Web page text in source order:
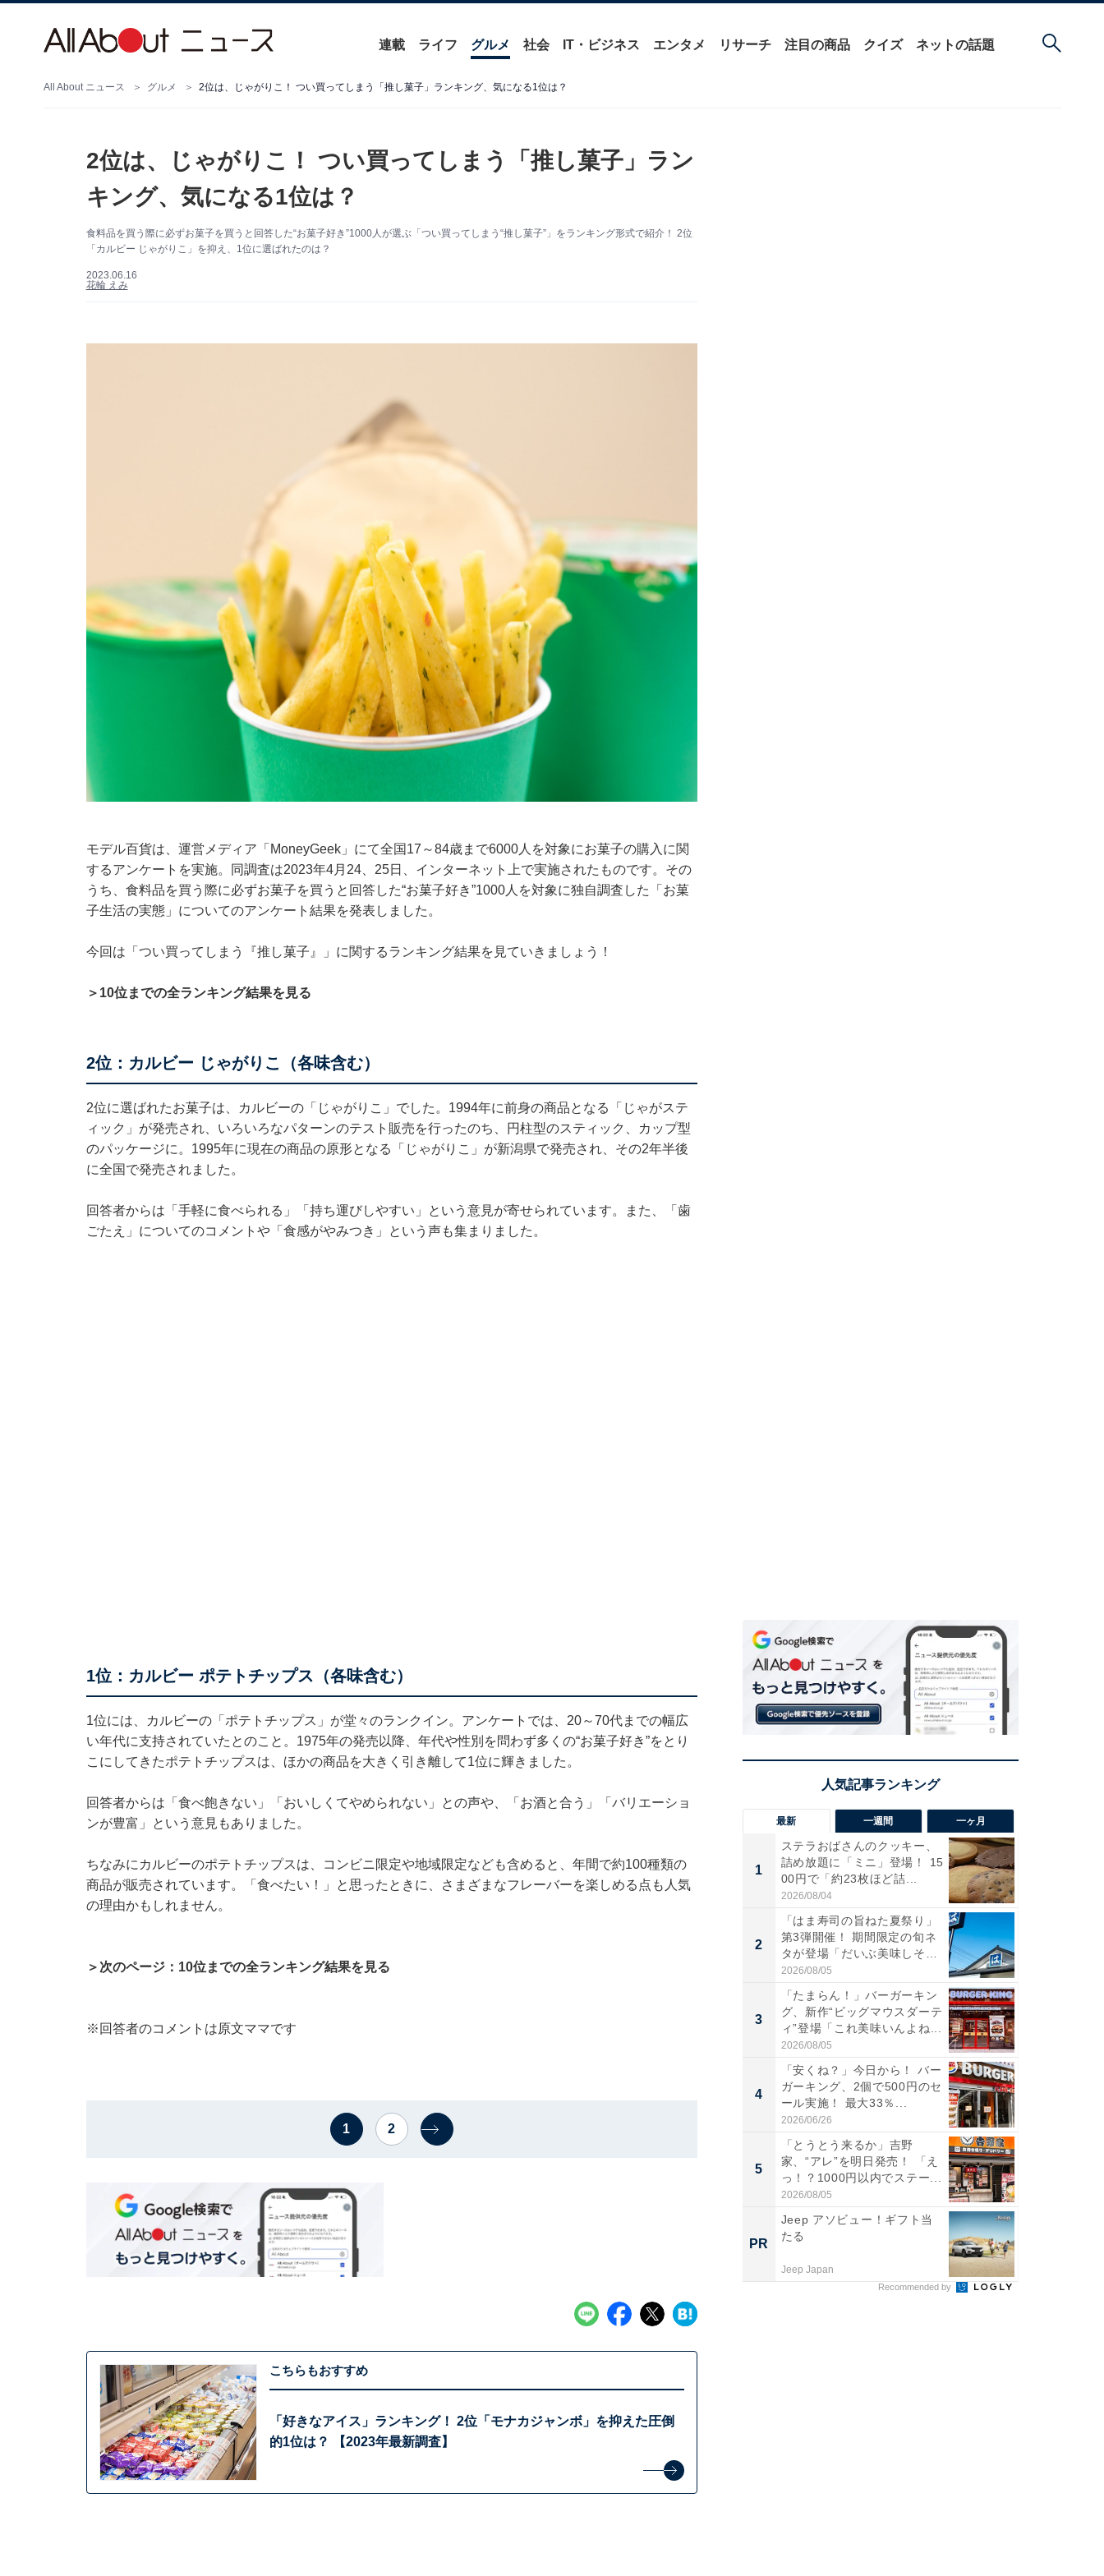
連載 ライフ グルメ 社会 IT・ビジネス エンタメ リサーチ 注目の商品 クイズ ネットの話題
All About ニュース グルメ 2位は、じゃがりこ！ つい買ってしまう「推し菓子」ランキング、気になる1位は？
2位は、じゃがりこ！ つい買ってしまう「推し菓子」ラン
キング、気になる1位は？
食料品を買う際に必ずお菓子を買うと回答した“お菓子好き”1000人が選ぶ「つい買ってしまう“推し菓子”」をランキング形式で紹介！ 2位
「カルビー じゃがりこ」を抑え、1位に選ばれたのは？
2023.06.16
花輪 えみ
モデル百貨は、運営メディア「MoneyGeek」にて全国17～84歳まで6000人を対象にお菓子の購入に関
するアンケートを実施。同調査は2023年4月24、25日、インターネット上で実施されたものです。その
うち、食料品を買う際に必ずお菓子を買うと回答した“お菓子好き”1000人を対象に独自調査した「お菓
子生活の実態」についてのアンケート結果を発表しました。
今回は「つい買ってしまう『推し菓子』」に関するランキング結果を見ていきましょう！
＞10位までの全ランキング結果を見る
2位：カルビー じゃがりこ（各味含む）
2位に選ばれたお菓子は、カルビーの「じゃがりこ」でした。1994年に前身の商品となる「じゃがステ
ィック」が発売され、いろいろなパターンのテスト販売を行ったのち、円柱型のスティック、カップ型
のパッケージに。1995年に現在の商品の原形となる「じゃがりこ」が新潟県で発売され、その2年半後
に全国で発売されました。
回答者からは「手軽に食べられる」「持ち運びしやすい」という意見が寄せられています。また、「歯
ごたえ」についてのコメントや「食感がやみつき」という声も集まりました。
1位：カルビー ポテトチップス（各味含む）
1位には、カルビーの「ポテトチップス」が堂々のランクイン。アンケートでは、20～70代までの幅広
い年代に支持されていたとのこと。1975年の発売以降、年代や性別を問わず多くの“お菓子好き”をとり
こにしてきたポテトチップスは、ほかの商品を大きく引き離して1位に輝きました。
回答者からは「食べ飽きない」「おいしくてやめられない」との声や、「お酒と合う」「バリエーショ
ンが豊富」という意見もありました。
ちなみにカルビーのポテトチップスは、コンビニ限定や地域限定なども含めると、年間で約100種類の
商品が販売されています。「食べたい！」と思ったときに、さまざまなフレーバーを楽しめる点も人気
の理由かもしれません。
＞次のページ：10位までの全ランキング結果を見る
※回答者のコメントは原文ママです
1 2
こちらもおすすめ
「好きなアイス」ランキング！ 2位「モナカジャンボ」を抑えた圧倒
的1位は？ 【2023年最新調査】
最新 一週間 一ヶ月
1
ステラおばさんのクッキー、
詰め放題に「ミニ」登場！ 15
00円で「約23枚ほど詰...
2026/08/04
2
「はま寿司の旨ねた夏祭り」
第3弾開催！ 期間限定の旬ネ
タが登場「だいぶ美味しそ
う...
2026/08/05
3
「たまらん！」バーガーキン
グ、新作“ビッグマウスダーテ
ィ”登場「これ美味いんよね...
2026/08/05
4
「安くね？」今日から！ バー
ガーキング、2個で500円のセ
ール実施！ 最大33％...
2026/06/26
5
「とうとう来るか」吉野
家、“アレ”を明日発売！ 「え
っ！？1000円以内でステー...
2026/08/05
PR
Jeep アソビュー！ギフト当
たる
Jeep Japan
Recommended by